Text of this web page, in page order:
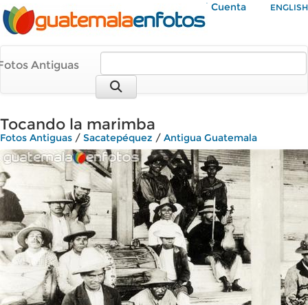
Mi Cuenta ENGLISH
Antiguas
Tocando la marimba
Fotos Antiguas / Sacatepéquez / Antigua Guatemala